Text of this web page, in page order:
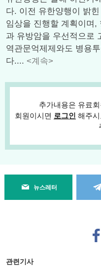
다. 이전 유한양행이 밝
임상을 진행할 계획이며,
과 유방암을 우선적으로
역관문억제제와도 병용
다.... <계속>
추가내용은 유료
회원이시면 로그인 해주
뉴스레터
페
이
관련기사